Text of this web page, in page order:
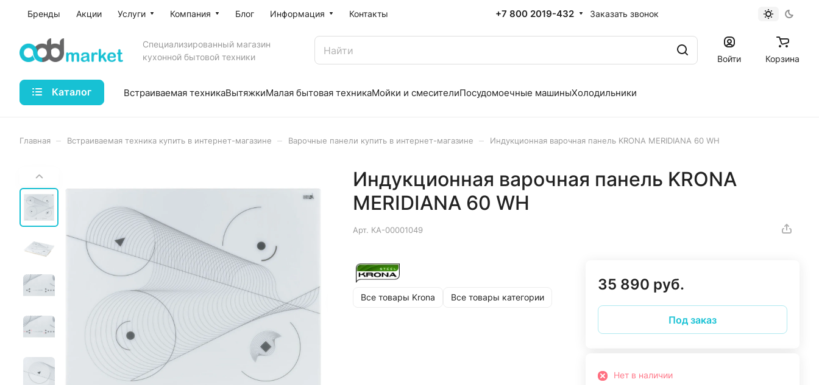
Бренды Акции Услуги Компания Блог Информация Контакты +7 800 2019-432 Заказать звонок
Специализированный магазин
кухонной бытовой техники
Войти Корзина
Каталог Встраиваемая техникаВытяжкиМалая бытовая техникаМойки и смесителиПосудомоечные машиныХолодильники
Главная Встраиваемая техника купить в интернет-магазине Варочные панели купить в интернет-магазине Индукционная варочная панель KRONA MERIDIANA 60 WH
Индукционная варочная панель KRONA
MERIDIANA 60 WH
Арт. КА-00001049
Все товары Krona Все товары категории
35 890 руб.
Под заказ
Нет в наличии